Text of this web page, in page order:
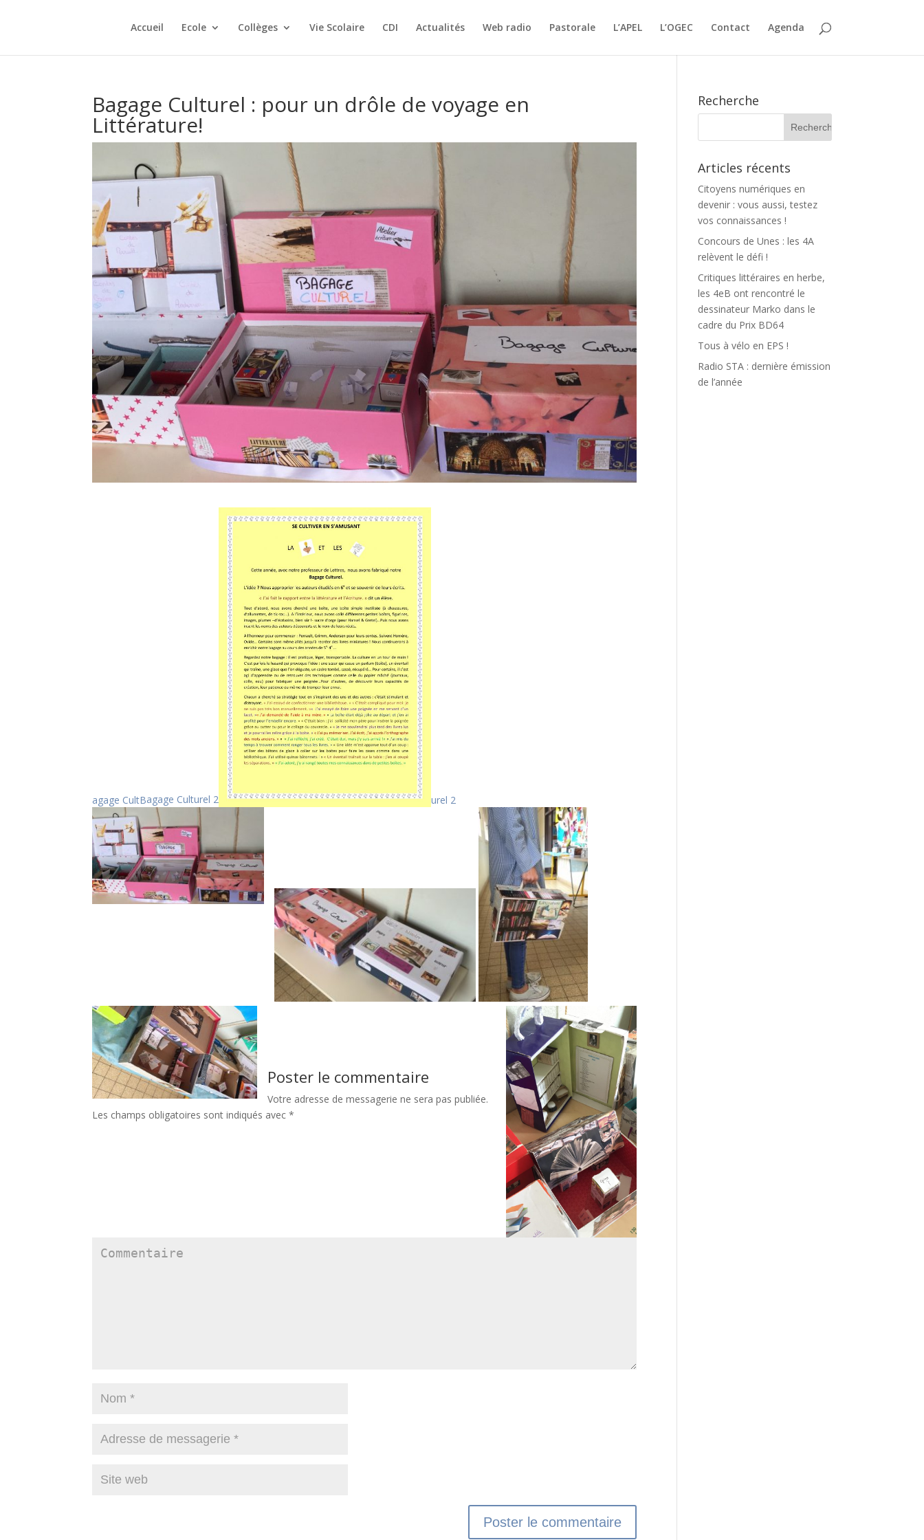
Accueil Ecole Collèges Vie Scolaire CDI Actualités Web radio Pastorale L’APEL L’OGEC Contact Agenda
Bagage Culturel : pour un drôle de voyage en
Littérature!
agage CultBagage Culturel 2 urel 2
Poster le commentaire
Votre adresse de messagerie ne sera pas publiée.
Les champs obligatoires sont indiqués avec*
Recherche
Articles récents
Citoyens numériques en
devenir : vous aussi, testez
vos connaissances !
Concours de Unes : les 4A
relèvent le défi !
Critiques littéraires en herbe,
les 4eB ont rencontré le
dessinateur Marko dans le
cadre du Prix BD64
Tous à vélo en EPS !
Radio STA : dernière émission
de l’année